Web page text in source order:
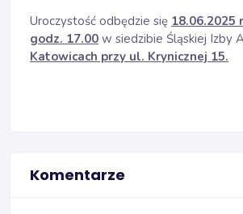
Uroczystość odbędzie się 18.06.2025
godz. 17.00 w siedzibie Śląskiej Izby
Katowicach przy ul. Krynicznej 15.
Komentarze